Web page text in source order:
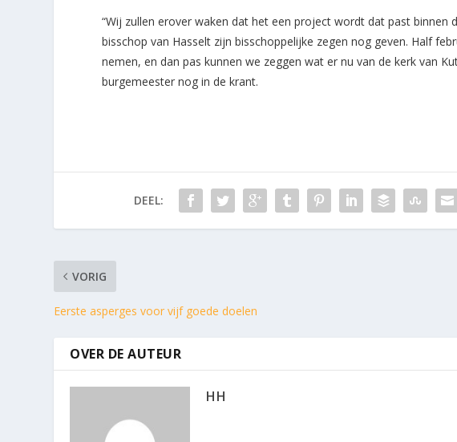
“Wij zullen erover waken dat het een project wordt dat past
bisschop van Hasselt zijn bisschoppelijke zegen nog geven. Half
nemen, en dan pas kunnen we zeggen wat er nu van de kerk van
burgemeester nog in de krant.
DEEL:
VORIG
Eerste asperges voor vijf goede doelen
OVER DE AUTEUR
HH